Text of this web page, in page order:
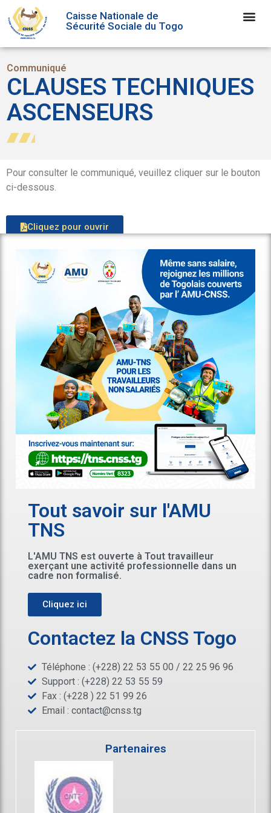
Caisse Nationale de
Sécurité Sociale du Togo
Communiqué
CLAUSES TECHNIQUES
ASCENSEURS
Pour consulter le communiqué, veuillez cliquer sur le bouton
ci-dessous.
Cliquez pour ouvrir
Tout savoir sur l'AMU
TNS
L'AMU TNS est ouverte à Tout travailleur
exerçant une activité professionnelle dans un
cadre non formalisé.
Cliquez ici
Contactez la CNSS Togo
Téléphone : (+228) 22 53 55 00 / 22 25 96 96
Support : (+228) 22 53 55 59
Fax : (+228 ) 22 51 99 26
Email : contact@cnss.tg
Partenaires